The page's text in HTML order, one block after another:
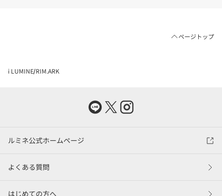
ページトップ
i LUMINE RIM.ARK
ルミネ公式ホームページ
よくある質問
はじめての方へ